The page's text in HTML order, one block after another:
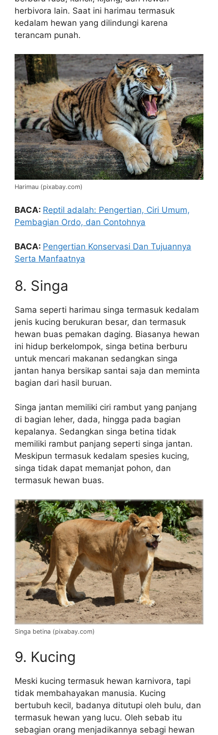
herbivora lain. Saat ini harimau termasuk
kedalam hewan yang dilindungi karena
terancam punah.
Harimau (pixabay.com)
BACA: Reptil adalah: Pengertian, Ciri Umum,
Pembagian Ordo, dan Contohnya
BACA: Pengertian Konservasi Dan Tujuannya
Serta Manfaatnya
8. Singa
Sama seperti harimau singa termasuk kedalam
jenis kucing berukuran besar, dan termasuk
hewan buas pemakan daging. Biasanya hewan
ini hidup berkelompok, singa betina berburu
untuk mencari makanan sedangkan singa
jantan hanya bersikap santai saja dan meminta
bagian dari hasil buruan.
Singa jantan memiliki ciri rambut yang panjang
di bagian leher, dada, hingga pada bagian
kepalanya. Sedangkan singa betina tidak
memiliki rambut panjang seperti singa jantan.
Meskipun termasuk kedalam spesies kucing,
singa tidak dapat memanjat pohon, dan
termasuk hewan buas.
Singa betina (pixabay.com)
9. Kucing
Meski kucing termasuk hewan karnivora, tapi
tidak membahayakan manusia. Kucing
bertubuh kecil, badanya ditutupi oleh bulu, dan
termasuk hewan yang lucu. Oleh sebab itu
sebagian orang menjadikannya sebagi hewan